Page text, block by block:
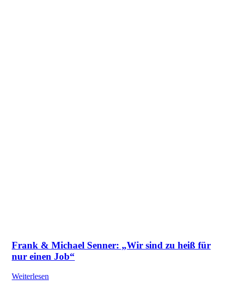
Frank & Michael Senner: „Wir sind zu heiß für
nur einen Job“
Weiterlesen